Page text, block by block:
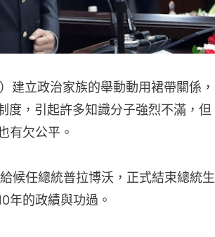
立政治家族的舉動動用裙帶關係，
度，引起許多知識分子強烈不滿，但
有欠公平。
候任總統普拉博沃，正式結束總統生
年的政績與功過。